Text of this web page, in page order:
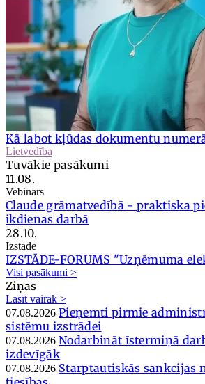
Kā labot kļūdas dokumentu
Lietvedība
Tuvākie pasākumi
11.08.
Vebinārs
Claude grāmatvedībā - praktiska
ikdienas darbā
28.10.
Izstāde
IZSTĀDE-FORUMS "Uzņēmuma
Visi pasākumi >
Ziņas
Lasīt vairāk >
07.08.2026 Pieņemti pirmie
sistēmu izstrādei
07.08.2026 Nodarbināt īstermiņā
izdevīgāk
07.08.2026 Starptautiskās sankcijas